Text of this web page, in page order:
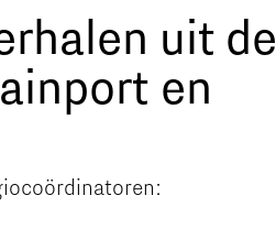
uit de
en